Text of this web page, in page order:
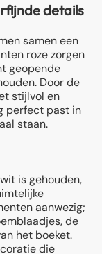
details
samen een
roze zorgen
geopende
Door de
stijlvol en
perfect past in
staan.
is gehouden,
aanwezig;
de
het boeket.
die